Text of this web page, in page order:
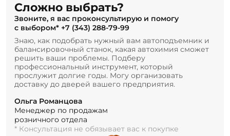
Сложно выбрать?
Звоните, я вас проконсультирую и помогу
с выбором* +7 (343) 288-79-99
Знаю, как подобрать нужный вам автоподъемник и
балансировочный станок, какая автохимия сможет
решить ваши проблемы. Подберу
профессиональный инструмент, который
прослужит долгие годы. Могу организовать
доставку до дверей вашего предприятия.
Ольга Романцова
Менеджер по продажам
розничного отдела
* Консультация не обязывает вас к покупке